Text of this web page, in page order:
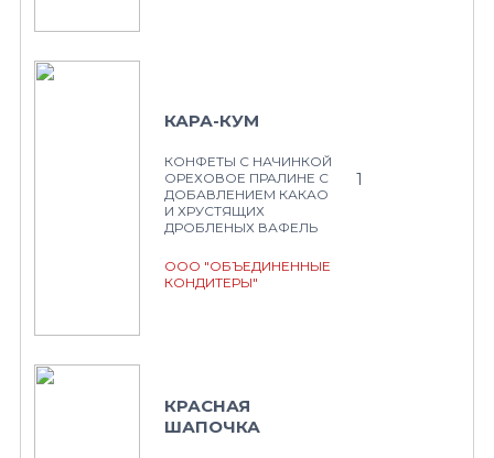
КАРА-КУМ
КОНФЕТЫ С НАЧИНКОЙ
ОРЕХОВОЕ ПРАЛИНЕ С
ДОБАВЛЕНИЕМ КАКАО
И ХРУСТЯЩИХ
ДРОБЛЕНЫХ ВАФЕЛЬ
ООО "ОБЪЕДИНЕННЫЕ
КОНДИТЕРЫ"
1
КРАСНАЯ
ШАПОЧКА